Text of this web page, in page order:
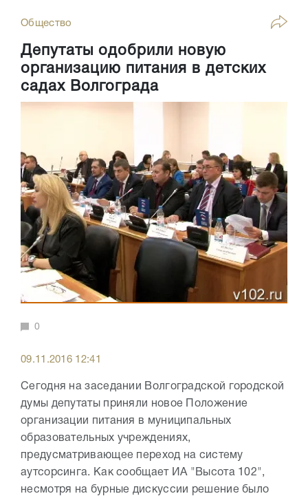
Общество
Депутаты одобрили новую
организацию питания в детских
садах Волгограда
0
09.11.2016 12:41
Сегодня на заседании Волгоградской городской
думы депутаты приняли новое Положение
организации питания в муниципальных
образовательных учреждениях,
предусматривающее переход на систему
аутсорсинга. Как сообщает ИА "Высота 102",
несмотря на бурные дискуссии решение было